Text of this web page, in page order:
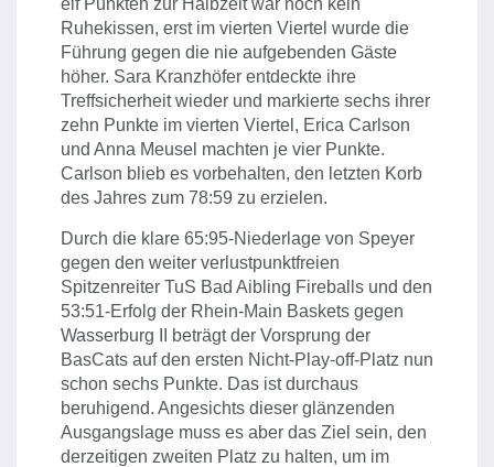
elf Punkten zur Halbzeit war noch kein
Ruhekissen, erst im vierten Viertel wurde die
Führung gegen die nie aufgebenden Gäste
höher. Sara Kranzhöfer entdeckte ihre
Treffsicherheit wieder und markierte sechs ihrer
zehn Punkte im vierten Viertel, Erica Carlson
und Anna Meusel machten je vier Punkte.
Carlson blieb es vorbehalten, den letzten Korb
des Jahres zum 78:59 zu erzielen.
Durch die klare 65:95-Niederlage von Speyer
gegen den weiter verlustpunktfreien
Spitzenreiter TuS Bad Aibling Fireballs und den
53:51-Erfolg der Rhein-Main Baskets gegen
Wasserburg II beträgt der Vorsprung der
BasCats auf den ersten Nicht-Play-off-Platz nun
schon sechs Punkte. Das ist durchaus
beruhigend. Angesichts dieser glänzenden
Ausgangslage muss es aber das Ziel sein, den
derzeitigen zweiten Platz zu halten, um im